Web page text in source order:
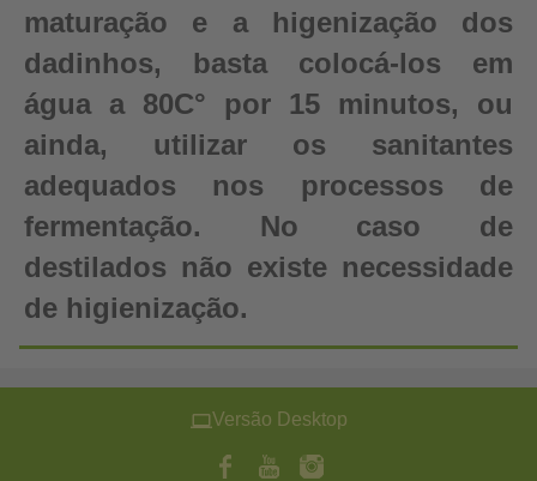
maturação e a higenização dos
dadinhos, basta colocá-los em
água a 80C° por 15 minutos, ou
ainda, utilizar os sanitantes
adequados nos processos de
fermentação. No caso de
destilados não existe necessidade
de higienização.
Versão Desktop